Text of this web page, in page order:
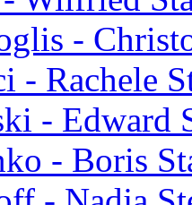
-
- Rachele
- Edward
- Boris